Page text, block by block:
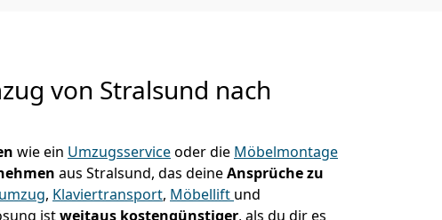
von Stralsund nach
wie ein Umzugsserviceoder die Möbelmontage
aus Stralsund, das deineAnsprüche zu
, Klaviertransport, Möbellift und
istweitaus kostengünstiger, als du dir es